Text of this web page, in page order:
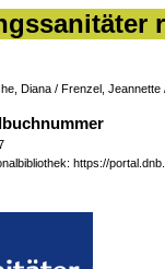
Diana / Frenzel,
https://